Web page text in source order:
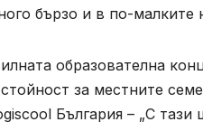
бързо и в по-малките
образователна
за местните
България – „С